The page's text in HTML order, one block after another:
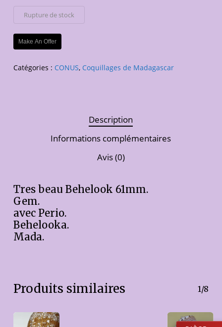
Rupture de stock
Make An Offer
Catégories : CONUS, Coquillages de Madagascar
Description
Informations complémentaires
Avis (0)
Tres beau Behelook 61mm.
Gem.
avec Perio.
Behelooka.
Mada.
Produits similaires 1/8